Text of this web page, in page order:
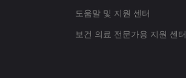
도움말 및 지원 센터
보건 의료 전문가용 지원 센터